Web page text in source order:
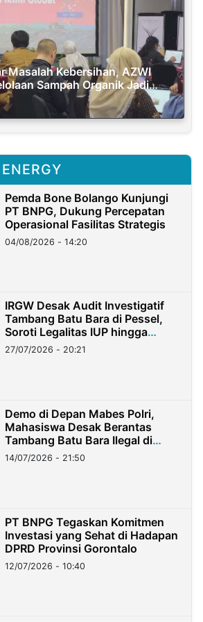
Masalah Kebersihan, AZWI
Sampah Organik Jadi
Pemda Bone Bolango Kunjungi
PT BNPG, Dukung Percepatan
Operasional Fasilitas Strategis
04/08/2026 - 14:20
IRGW Desak Audit Investigatif
Tambang Batu Bara di Pessel,
Soroti Legalitas IUP hingga
Stockpile
27/07/2026 - 20:21
Demo di Depan Mabes Polri,
Mahasiswa Desak Berantas
Tambang Batu Bara Ilegal di
Lampung
14/07/2026 - 21:50
PT BNPG Tegaskan Komitmen
Investasi yang Sehat di Hadapan
DPRD Provinsi Gorontalo
12/07/2026 - 10:40